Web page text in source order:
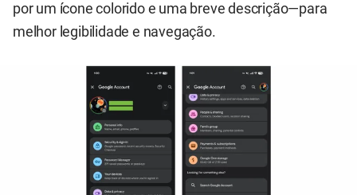
por um ícone colorido e uma breve descrição—para
melhor legibilidade e navegação.